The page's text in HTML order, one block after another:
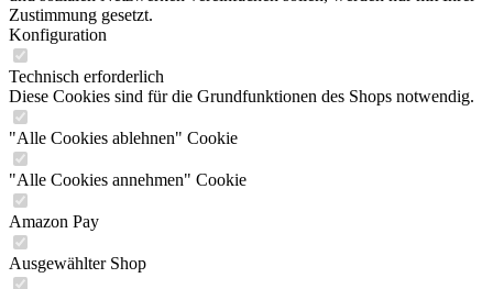
Zustimmung gesetzt.
Konfiguration
Technisch erforderlich
Diese Cookies sind für die Grundfunktionen des Shops notwendig.
"Alle Cookies ablehnen" Cookie
"Alle Cookies annehmen" Cookie
Amazon Pay
Ausgewählter Shop